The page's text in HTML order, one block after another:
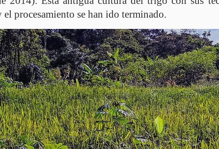
procesamiento se han ido terminado.